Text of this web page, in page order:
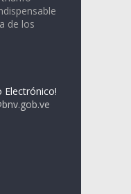
de los
Electrónico!